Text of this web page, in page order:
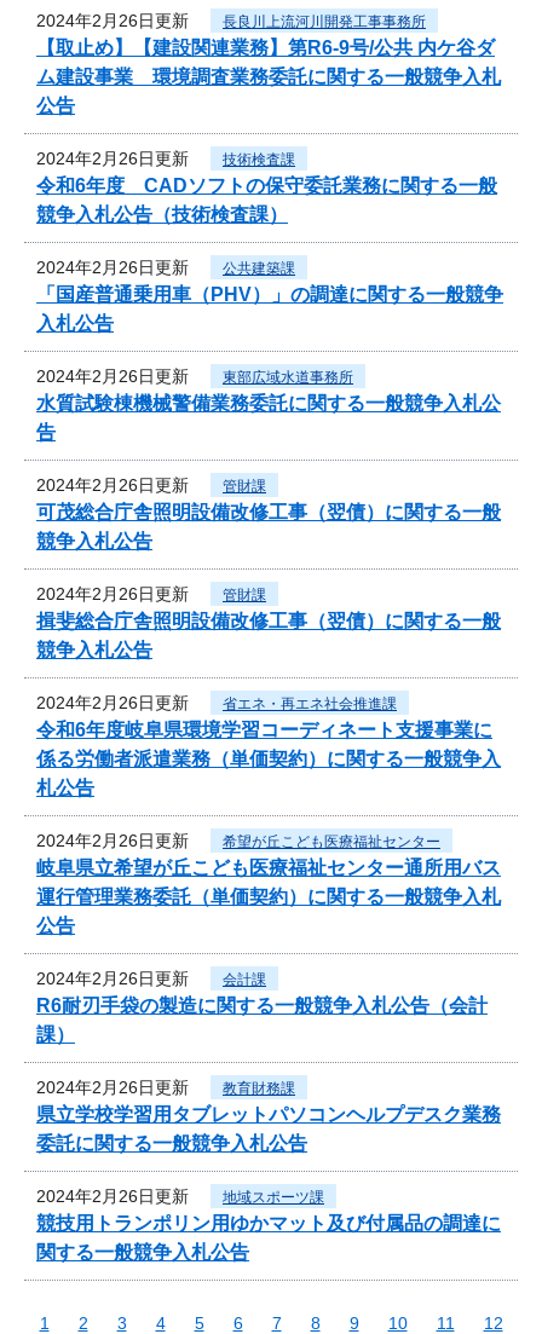
2024年2月26日更新 長良川上流河川開発工事事務所
【取止め】【建設関連業務】第R6-9号/公共 内ケ谷ダ
ム建設事業 環境調査業務委託に関する一般競争入札
公告
2024年2月26日更新 技術検査課
令和6年度 CADソフトの保守委託業務に関する一般
競争入札公告（技術検査課）
2024年2月26日更新 公共建築課
「国産普通乗用車（PHV）」の調達に関する一般競争
入札公告
2024年2月26日更新 東部広域水道事務所
水質試験棟機械警備業務委託に関する一般競争入札公
告
2024年2月26日更新 管財課
可茂総合庁舎照明設備改修工事（翌債）に関する一般
競争入札公告
2024年2月26日更新 管財課
揖斐総合庁舎照明設備改修工事（翌債）に関する一般
競争入札公告
2024年2月26日更新 省エネ・再エネ社会推進課
令和6年度岐阜県環境学習コーディネート支援事業に
係る労働者派遣業務（単価契約）に関する一般競争入
札公告
2024年2月26日更新 希望が丘こども医療福祉センター
岐阜県立希望が丘こども医療福祉センター通所用バス
運行管理業務委託（単価契約）に関する一般競争入札
公告
2024年2月26日更新 会計課
R6耐刃手袋の製造に関する一般競争入札公告（会計
課）
2024年2月26日更新 教育財務課
県立学校学習用タブレットパソコンヘルプデスク業務
委託に関する一般競争入札公告
2024年2月26日更新 地域スポーツ課
競技用トランポリン用ゆかマット及び付属品の調達に
関する一般競争入札公告
1 2 3 4 5 6 7 8 9 10 11
12